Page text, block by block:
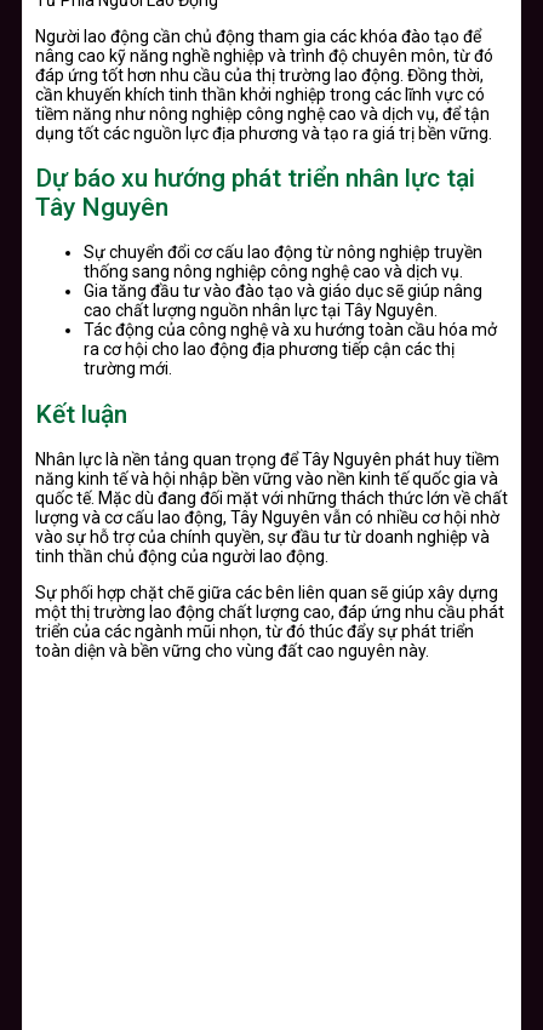
Người lao động cần chủ động tham gia các khóa đào tạo để
nâng cao kỹ năng nghề nghiệp và trình độ chuyên môn, từ đó
đáp ứng tốt hơn nhu cầu của thị trường lao động. Đồng thời,
cần khuyến khích tinh thần khởi nghiệp trong các lĩnh vực có
tiềm năng như nông nghiệp công nghệ cao và dịch vụ, để tận
dụng tốt các nguồn lực địa phương và tạo ra giá trị bền vững.
Dự báo xu hướng phát triển nhân lực tại
Tây Nguyên
Sự chuyển đổi cơ cấu lao động từ nông nghiệp truyền
thống sang nông nghiệp công nghệ cao và dịch vụ.
Gia tăng đầu tư vào đào tạo và giáo dục sẽ giúp nâng
cao chất lượng nguồn nhân lực tại Tây Nguyên.
Tác động của công nghệ và xu hướng toàn cầu hóa mở
ra cơ hội cho lao động địa phương tiếp cận các thị
trường mới.
Kết luận
Nhân lực là nền tảng quan trọng để Tây Nguyên phát huy tiềm
năng kinh tế và hội nhập bền vững vào nền kinh tế quốc gia và
quốc tế. Mặc dù đang đối mặt với những thách thức lớn về chất
lượng và cơ cấu lao động, Tây Nguyên vẫn có nhiều cơ hội nhờ
vào sự hỗ trợ của chính quyền, sự đầu tư từ doanh nghiệp và
tinh thần chủ động của người lao động.
Sự phối hợp chặt chẽ giữa các bên liên quan sẽ giúp xây dựng
một thị trường lao động chất lượng cao, đáp ứng nhu cầu phát
triển của các ngành mũi nhọn, từ đó thúc đẩy sự phát triển
toàn diện và bền vững cho vùng đất cao nguyên này.